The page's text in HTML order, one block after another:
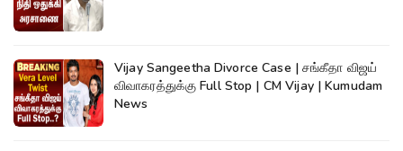
Vijay Sangeetha Divorce Case | சங்கீதா விஜய்
விவாகரத்துக்கு Full Stop | CM Vijay | Kumudam
News